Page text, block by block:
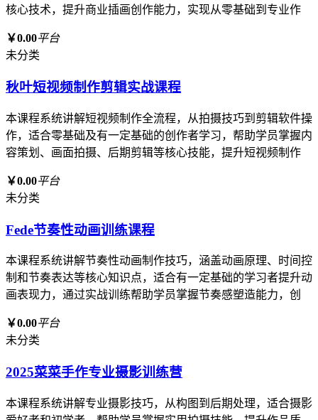
核心技术，提升商业插画创作能力，实现从零基础到专业作
￥0.00平台
未分类
秋叶短视频制作剪辑实战课程
本课程系统讲解短视频制作全流程，从拍摄技巧到剪辑软件操
作，适合零基础及有一定基础的创作者学习，帮助学员掌握内
容策划、画面拍摄、后期剪辑等核心技能，提升短视频制作
￥0.00平台
未分类
Fede节奏性动画训练课程
本课程系统讲解节奏性动画制作技巧，涵盖动画原理、时间控
制和节奏表达等核心知识点，适合有一定基础的学习者提升动
画表现力，通过实战训练帮助学员掌握节奏感塑造能力，创
￥0.00平台
未分类
2025菜菜手作专业摄影训练营
本课程系统讲解专业摄影技巧，从构图到后期处理，适合摄影